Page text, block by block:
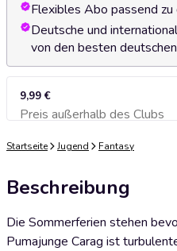
Flexibles Abo passend
Deutsche und
von den besten
9,99 €
Preis außerhalb des Clubs
Zum
Startseite Jugend Fantasy
Beschreibung
Die Sommerferien stehen
Pumajunge Carag ist